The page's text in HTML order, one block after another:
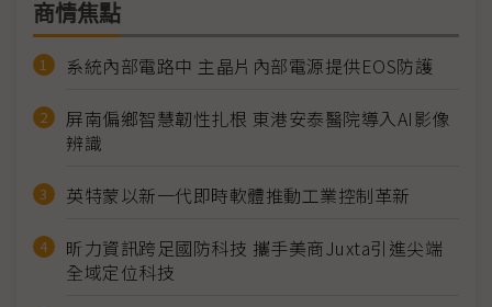
商情焦點
系統內部電路中 主晶片內部電源提供EOS防護
屏南偏鄉智慧韌性扎根 東港安泰醫院導入AI影像
辨識
英特蒙以新一代即時軟體推動工業控制革新
昕力資訊跨足國防科技 攜手美商Juxta引進尖端
全域定位科技